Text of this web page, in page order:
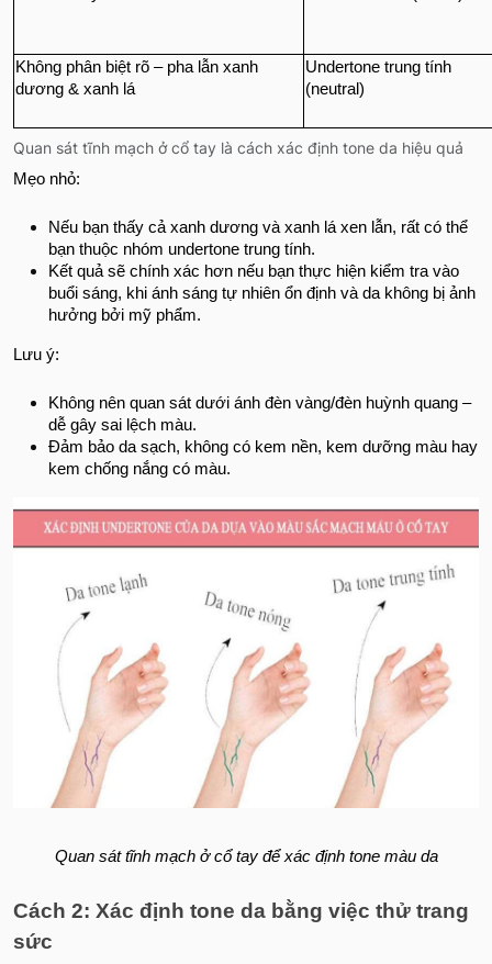
Quan sát tĩnh mạch ở cổ tay là cách xác định tone da hiệu quả
Không phân biệt rõ – pha lẫn xanh
dương & xanh lá
Undertone trung tính
(neutral)
Mẹo nhỏ:
Nếu bạn thấy cả xanh dương và xanh lá xen lẫn, rất có thể
bạn thuộc nhóm undertone trung tính.
Kết quả sẽ chính xác hơn nếu bạn thực hiện kiểm tra vào
buổi sáng, khi ánh sáng tự nhiên ổn định và da không bị ảnh
hưởng bởi mỹ phẩm.
Lưu ý:
Không nên quan sát dưới ánh đèn vàng/đèn huỳnh quang –
dễ gây sai lệch màu.
Đảm bảo da sạch, không có kem nền, kem dưỡng màu hay
kem chống nắng có màu.
Quan sát tĩnh mạch ở cổ tay để xác định tone màu da
Cách 2: Xác định tone da bằng việc thử trang
sức